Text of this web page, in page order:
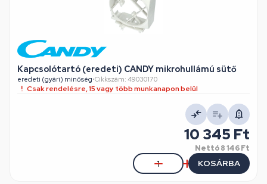
Kapcsolótartó (eredeti) CANDY mikrohullámú sütő
eredeti (gyári) minőség•Cikkszám: 49030170
Csak rendelésre, 15 vagy több munkanapon belül
10 345 Ft
Nettó8 146 Ft
KOSÁRBA